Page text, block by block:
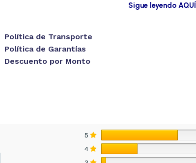
Sigue leyendo AQUÍ
Política de Transporte
Política de Garantías
Descuento por Monto
5
4